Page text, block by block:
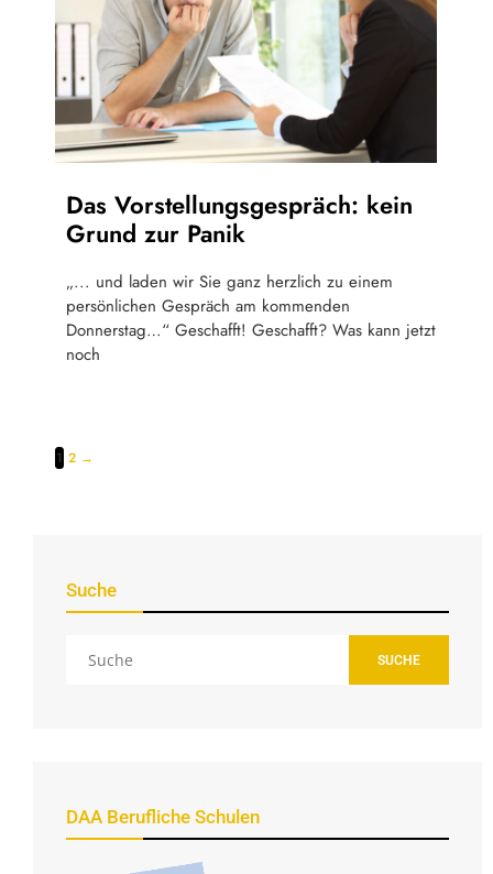
Das Vorstellungsgespräch: kein
Grund zur Panik
„... und laden wir Sie ganz herzlich zu einem
persönlichen Gespräch am kommenden
Donnerstag…“ Geschafft! Geschafft? Was kann jetzt
noch
1 2 →
Suche
SUCHE
DAA Berufliche Schulen